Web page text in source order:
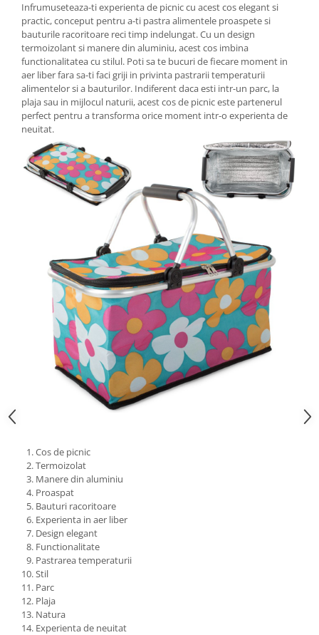
Infrumuseteaza-ti experienta de picnic cu acest cos elegant si
practic, conceput pentru a-ti pastra alimentele proaspete si
bauturile racoritoare reci timp indelungat. Cu un design
termoizolant si manere din aluminiu, acest cos imbina
functionalitatea cu stilul. Poti sa te bucuri de fiecare moment in
aer liber fara sa-ti faci griji in privinta pastrarii temperaturii
alimentelor si a bauturilor. Indiferent daca esti intr-un parc, la
plaja sau in mijlocul naturii, acest cos de picnic este partenerul
perfect pentru a transforma orice moment intr-o experienta de
neuitat.
Cos de picnic
Termoizolat
Manere din aluminiu
Proaspat
Bauturi racoritoare
Experienta in aer liber
Design elegant
Functionalitate
Pastrarea temperaturii
Stil
Parc
Plaja
Natura
Experienta de neuitat